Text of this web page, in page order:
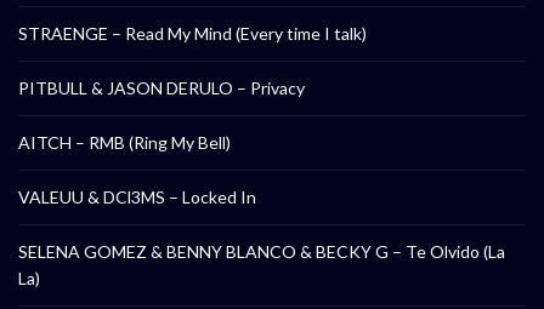
STRAENGE – Read My Mind (Every time I talk)
PITBULL & JASON DERULO – Privacy
AITCH – RMB (Ring My Bell)
VALEUU & DCl3MS – Locked In
SELENA GOMEZ & BENNY BLANCO & BECKY G – Te Olvido (La
La)